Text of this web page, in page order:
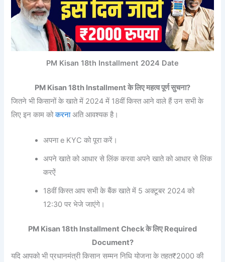
PM Kisan 18th Installment 2024 Date
PM Kisan 18th Installment के लिए महत्व पूर्ण सुचना?
जितने भी किसानों के खाते में 2024 में 18वीं किस्त आने वाले हैं उन सभी के
लिए इन काम कोकरनाअति आवश्यक है।
अपना e KYC को पूरा करें।
अपने खाते को आधार से लिंक करवा अपने खाते को आधार से लिंक
करऐं
18वीं किस्त आप सभी के बैंक खाते में 5 अक्टूबर 2024 को
12:30 पर भेजे जाएंगे।
PM Kisan 18th Installment Check के लिए Required
Document?
यदि आपको भी प्रधानमंत्री किसान सम्मन निधि योजना के तहत₹2000 की